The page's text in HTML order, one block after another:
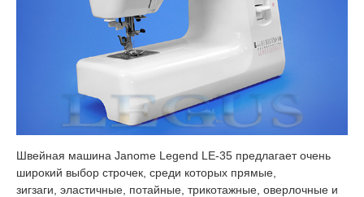
Швейная машина Janome Legend LE-35 предлагает очень
широкий выбор строчек, среди которых прямые,
зигзаги, эластичные, потайные, трикотажные, оверлочные и